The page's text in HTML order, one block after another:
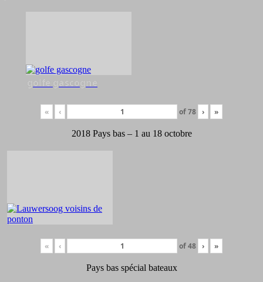
golfe gascogne
« ‹ of78 › »
2018 Pays bas – 1 au 18 octobre
« ‹ of48 › »
Pays bas spécial bateaux